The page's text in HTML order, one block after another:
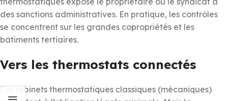
des sanctions administratives. En pratique, les contrôles
se concentrent sur les grandes copropriétés et les
bâtiments tertiaires.
Vers les thermostats connectés
Les robinets thermostatiques classiques (mécaniques)